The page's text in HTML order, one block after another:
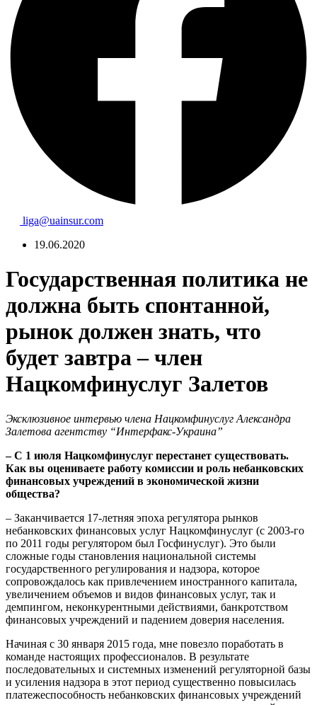
liga@uainsur.com
19.06.2020
Государственная политика не
должна быть спонтанной,
рынок должен знать, что
будет завтра – член
Нацкомфинуслуг Залетов
Эксклюзивное интервью члена Нацкомфинуслуг Александра
Залетова агентству “Интерфакс-Украина”
– С 1 июля Нацкомфинуслуг перестанет существовать.
Как вы оцениваете работу комиссии и роль небанковских
финансовых учреждений в экономической жизни
общества?
– Заканчивается 17-летняя эпоха регулятора рынков
небанковских финансовых услуг Нацкомфинуслуг (с 2003-го
по 2011 годы регулятором был Госфинуслуг). Это были
сложные годы становления национальной системы
государственного регулирования и надзора, которое
сопровождалось как привлечением иностранного капитала,
увеличением объемов и видов финансовых услуг, так и
демпингом, неконкурентными действиями, банкротством
финансовых учреждений и падением доверия населения.
Начиная с 30 января 2015 года, мне повезло поработать в
команде настоящих профессионалов. В результате
последовательных и системных изменений регуляторной базы
и усиления надзора в этот период существенно повысилась
платежеспособность небанковских финансовых учреждений